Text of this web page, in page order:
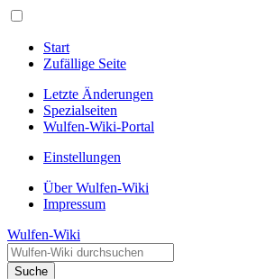
Start
Zufällige Seite
Letzte Änderungen
Spezialseiten
Wulfen-Wiki-Portal
Einstellungen
Über Wulfen-Wiki
Impressum
Wulfen-Wiki
Suche